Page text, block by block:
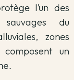
l’un des
du
zones
un